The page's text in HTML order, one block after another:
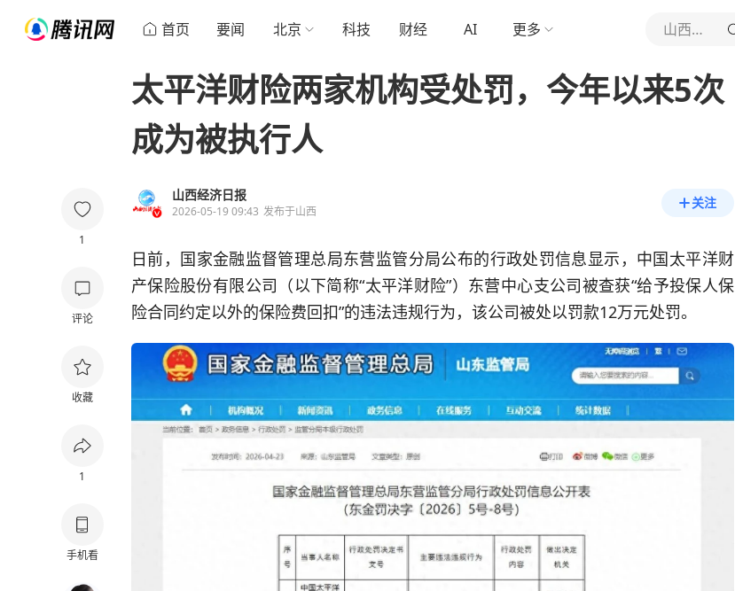
首页 要闻 北京 科技 财经 AI 更多 山西经济日报
1
评论
收藏
1
手机看
太平洋财险两家机构受处罚，今年以来5次
成为被执行人
山西经济日报
2026-05-19 09:43 发布于山西
关注
日前，国家金融监督管理总局东营监管分局公布的行政处罚信息显示，中国太平洋财
产保险股份有限公司（以下简称“太平洋财险”）东营中心支公司被查获“给予投保人保
险合同约定以外的保险费回扣”的违法违规行为，该公司被处以罚款12万元处罚。